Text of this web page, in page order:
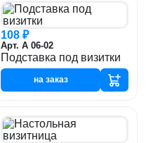
108 ₽
Арт. А 06-02
Подставка под визитки
на заказ